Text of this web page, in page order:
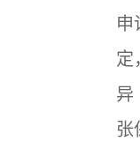
申
定
异
张